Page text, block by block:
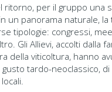
ritorno, per il gruppo una
un panorama naturale,
tipologie: congressi,
Gli Allievi, accolti dalla
della viticoltura, hanno
tardo-neoclassico,